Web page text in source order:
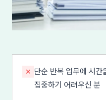
✕ 단순 반복 업무에 시간
집중하기 어려우신 분